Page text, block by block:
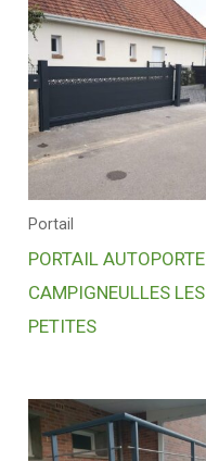
Portail
PORTAIL AUTOPORTE
CAMPIGNEULLES LES
PETITES